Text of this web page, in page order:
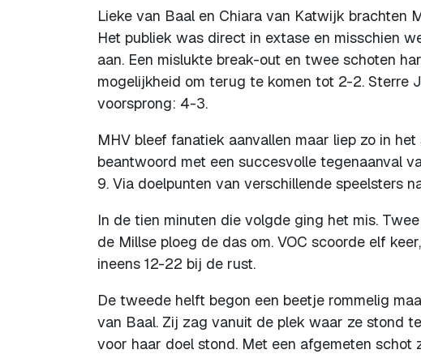
Lieke van Baal en Chiara van Katwijk brachten
Het publiek was direct in extase en misschien
aan. Een mislukte break-out en twee schoten
mogelijkheid om terug te komen tot 2-2. Sterre
voorsprong: 4-3.
MHV bleef fanatiek aanvallen maar liep zo in
beantwoord met een succesvolle tegenaanval
9. Via doelpunten van verschillende speelsters
In de tien minuten die volgde ging het mis.
de Millse ploeg de das om. VOC scoorde elf
ineens 12-22 bij de rust.
De tweede helft begon een beetje rommelig
van Baal. Zij zag vanuit de plek waar ze stond
voor haar doel stond. Met een afgemeten schot